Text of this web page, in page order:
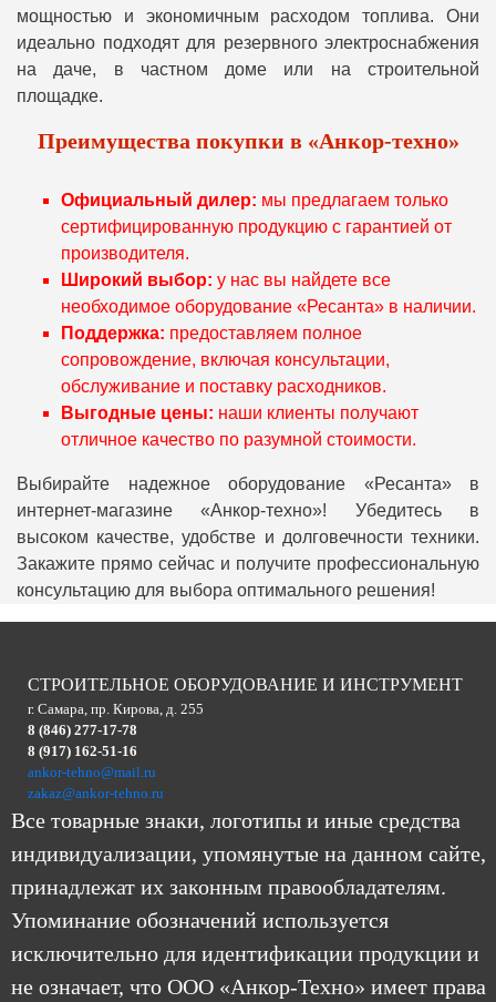
мощностью и экономичным расходом топлива. Они
идеально подходят для резервного электроснабжения
на даче, в частном доме или на строительной
площадке.
Преимущества покупки в «Анкор-техно»
Официальный дилер: мы предлагаем только
сертифицированную продукцию с гарантией от
производителя.
Широкий выбор: у нас вы найдете все
необходимое оборудование «Ресанта» в наличии.
Поддержка: предоставляем полное
сопровождение, включая консультации,
обслуживание и поставку расходников.
Выгодные цены: наши клиенты получают
отличное качество по разумной стоимости.
Выбирайте надежное оборудование «Ресанта» в
интернет-магазине «Анкор-техно»! Убедитесь в
высоком качестве, удобстве и долговечности техники.
Закажите прямо сейчас и получите профессиональную
консультацию для выбора оптимального решения!
СТРОИТЕЛЬНОЕ ОБОРУДОВАНИЕ И ИНСТРУМЕНТ
г. Самара, пр. Кирова, д. 255
8 (846) 277-17-78
8 (917) 162-51-16
ankor-tehno@mail.ru
zakaz@ankor-tehno.ru
Все товарные знаки, логотипы и иные средства
индивидуализации, упомянутые на данном сайте,
принадлежат их законным правообладателям.
Упоминание обозначений используется
исключительно для идентификации продукции и
не означает, что ООО «Анкор-Техно» имеет права